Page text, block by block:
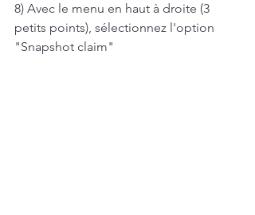
8) Avec le menu en haut à droite (3
petits points), sélectionnez l'option
"Snapshot claim"